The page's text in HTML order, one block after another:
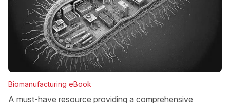
Biomanufacturing eBook
A must-have resource providing a comprehensive